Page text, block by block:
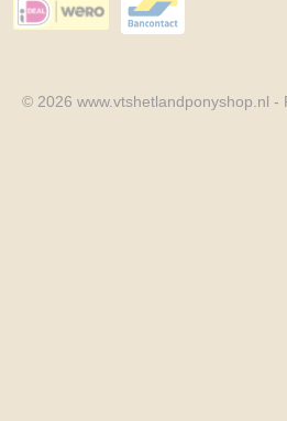
© 2026 www.vtshetlandponyshop.nl -